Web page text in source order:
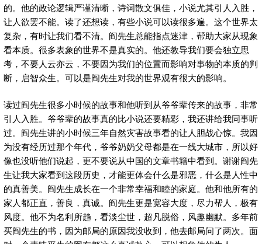
的。他的政论逻辑严谨清晰，诗词散文俱佳，小说尤其引人入胜，
让人欲罢不能。读了还想读，有些小说可以读很多遍。这个世界太
复杂，有时让我们看不清。阎先生总能指点迷津，帮助大家从现象
看本质。很多表象的世界不是真实的。他还教导我们要会独立思
考，不要人云亦云，不要因为我们的位置而影响对事物的本质的判
断，启智众生。可以是阎先生对我的世界观有很大的影响。
读过阎先生很多小时候的故事和他听到从爷爷辈传来的故事，非常
引人入胜。爷爷辈的故事真的比小说还要精彩，我还讲给我同事听
过。阎先生讲的小时候三年自然灾害故事看的让人胆战心惊。我因
为没有经历过那个年代，爷爷奶奶父母都是在一线大城市，所以好
像也没听他们说起，更不要说从中国的文章书籍中看到。谢谢阎先
生让我大家看到这段历史，才能更体会什么是邪恶，什么是人性中
的真善美。阎先生成长在一个非常幸福和睦的家庭。他和他所有的
家人都正直，善良，真诚。阎先生更是宽容大度，尽力帮人，极有
风度。他不为名利所趋，看淡尘世，超凡脱俗，风趣幽默。多年前
买阎先生的书，因为邮局的原因我没收到，他去邮局问了两次。面